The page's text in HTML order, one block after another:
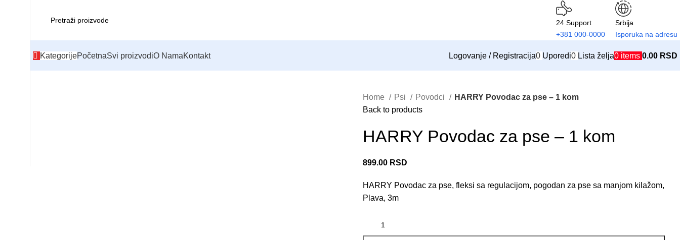
24 Support
+381 000-0000
Srbija
Isporuka na adresu
KategorijePočetnaSvi proizvodiO NamaKontakt Logovanje / Registracija0 Uporedi0 Lista želja0 items 0.00 RSD
Home Psi Povodci
HARRY Povodac za pse – 1 kom
Back to products
HARRY Povodac za pse – 1 kom
899.00 RSD
HARRY Povodac za pse, fleksi sa regulacijom, pogodan za pse sa manjom kilažom,
Plava, 3m